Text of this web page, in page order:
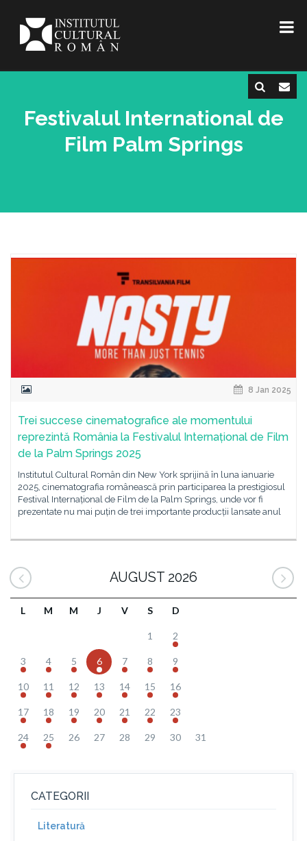
Festivalul International de
Film Palm Springs
8 Jan 2025
Trei succese cinematografice ale momentului
reprezintă România la Festivalul Internațional de Film
de la Palm Springs 2025
Institutul Cultural Român din New York sprijină în luna ianuarie
2025, cinematografia românească prin participarea la prestigiosul
Festival Internațional de Film de la Palm Springs, unde vor fi
prezentate nu mai puțin de trei importante producții lansate anul
AUGUST 2026
L M M J V S D
1 2
3 4 5 6 7 8 9
10 11 12 13 14 15 16
17 18 19 20 21 22 23
24 25 26 27 28 29 30 31
CATEGORII
Literatură